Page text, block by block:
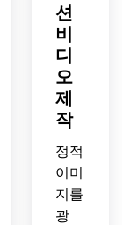
션
비
디
오
제
작
정적
이미
지를
광